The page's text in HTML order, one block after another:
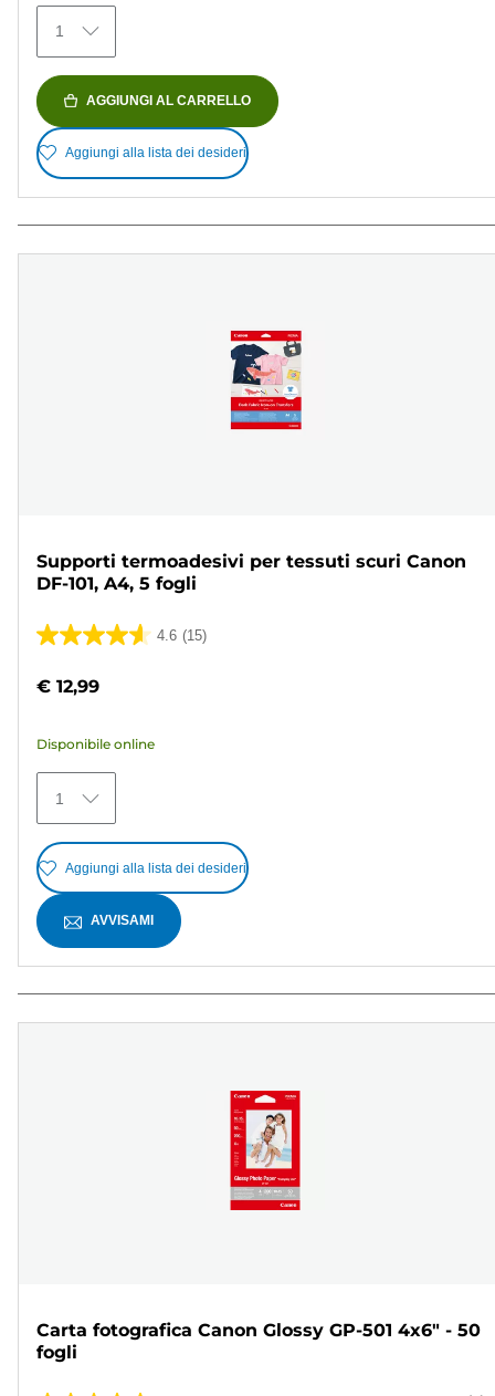
recensioni
1
AGGIUNGI AL CARRELLO
Aggiungi alla lista dei desideri
Supporti termoadesivi per tessuti scuri Canon
DF-101, A4, 5 fogli
4.6 (15)
4.6
5
15
recensioni
€ 12,99
Disponibile online
1
Aggiungi alla lista dei desideri
AVVISAMI
Carta fotografica Canon Glossy GP-501 4x6" - 50
fogli